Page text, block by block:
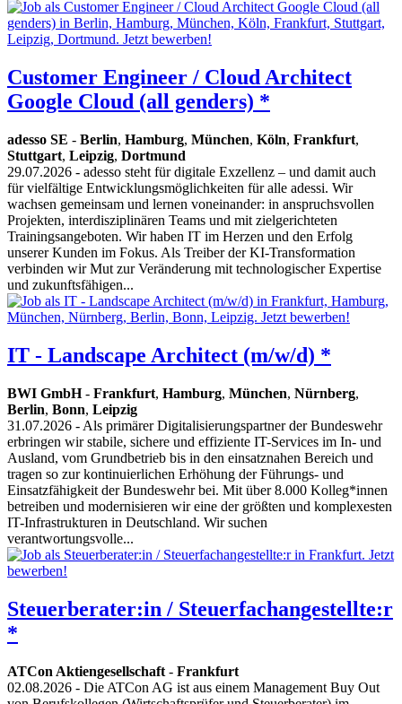
Customer Engineer / Cloud Architect
Google Cloud (all genders) *
adesso SE - Berlin, Hamburg, München, Köln, Frankfurt,
Stuttgart, Leipzig, Dortmund
29.07.2026 - adesso steht für digitale Exzellenz – und damit auch
für vielfältige Entwicklungsmöglichkeiten für alle adessi. Wir
wachsen gemeinsam und lernen voneinander: in anspruchsvollen
Projekten, interdisziplinären Teams und mit zielgerichteten
Trainingsangeboten. Wir haben IT im Herzen und den Erfolg
unserer Kunden im Fokus. Als Treiber der KI-Transformation
verbinden wir Mut zur Veränderung mit technologischer Expertise
und zukunftsfähigen...
IT - Landscape Architect (m/w/d) *
BWI GmbH- Frankfurt, Hamburg, München, Nürnberg,
Berlin, Bonn, Leipzig
31.07.2026 - Als primärer Digitalisierungspartner der Bundeswehr
erbringen wir stabile, sichere und effiziente IT-Services im In- und
Ausland, vom Grundbetrieb bis in den einsatznahen Bereich und
tragen so zur kontinuierlichen Erhöhung der Führungs- und
Einsatzfähigkeit der Bundeswehr bei. Mit über 8.000 Kolleg*innen
betreiben und modernisieren wir eine der größten und komplexesten
IT-Infrastrukturen in Deutschland. Wir suchen
verantwortungsvolle...
Steuerberater:in / Steuerfachangestellte:r
*
ATCon Aktiengesellschaft - Frankfurt
02.08.2026 - Die ATCon AG ist aus einem Management Buy Out